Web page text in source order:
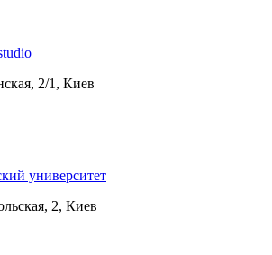
2/1, Киев
университет
2, Киев